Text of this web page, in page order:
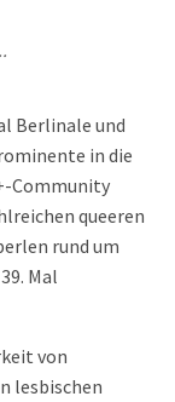
Berlinale und
in die
Community
queeren
rund um
Mal
von
lesbischen